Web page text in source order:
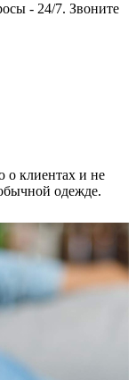
- 24/7. Звоните
о клиентах и не
одежде.